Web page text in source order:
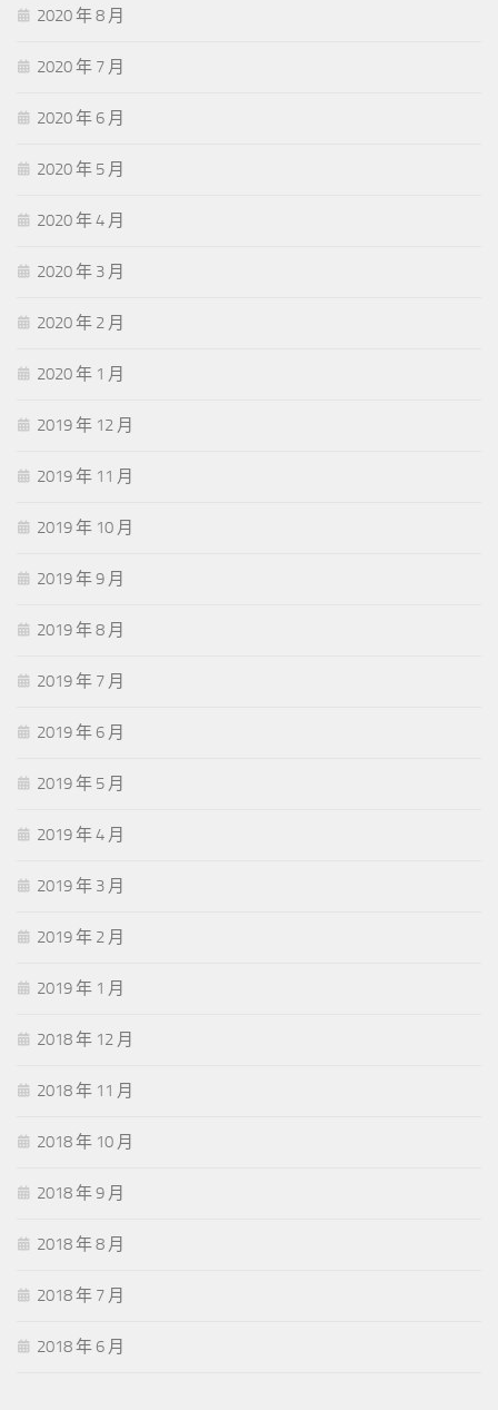
2020 年 8 月
2020 年 7 月
2020 年 6 月
2020 年 5 月
2020 年 4 月
2020 年 3 月
2020 年 2 月
2020 年 1 月
2019 年 12 月
2019 年 11 月
2019 年 10 月
2019 年 9 月
2019 年 8 月
2019 年 7 月
2019 年 6 月
2019 年 5 月
2019 年 4 月
2019 年 3 月
2019 年 2 月
2019 年 1 月
2018 年 12 月
2018 年 11 月
2018 年 10 月
2018 年 9 月
2018 年 8 月
2018 年 7 月
2018 年 6 月